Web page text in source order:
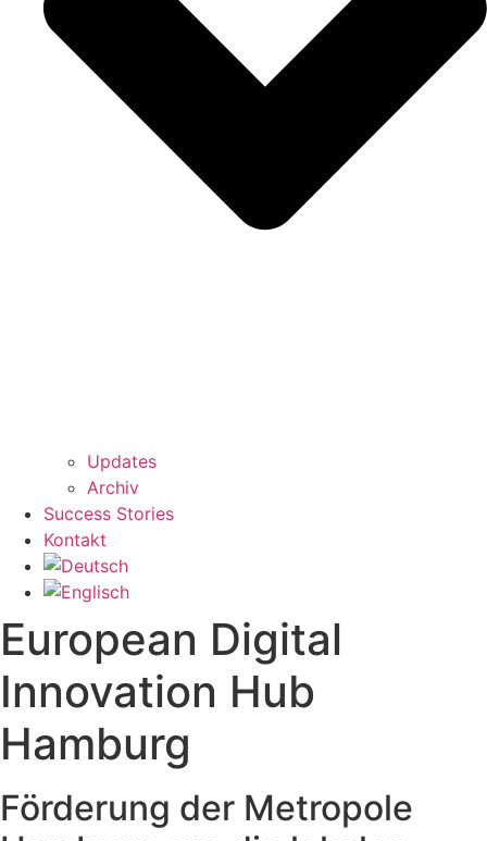
Updates
Archiv
Success Stories
Kontakt
European Digital
Innovation Hub
Hamburg
Förderung der Metropole